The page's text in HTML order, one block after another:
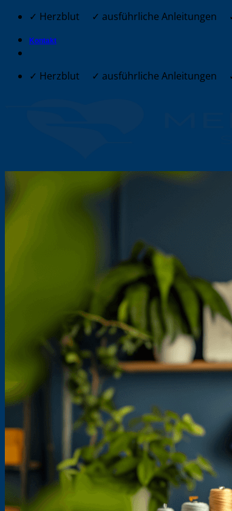
Zum
springen
✓ Herzblut ✓ ausführliche Anleitungen ✓
Kontakt
✓ Herzblut ✓ ausführliche Anleitungen ✓
Shop
Über uns
Entstehung eines Schnittmusters/
Maßtabellen
eBook oder Papierschnittmuster
Händlerinformationen
SewAlong
Kooperationen
Über uns
Blog
Lookbooks
Freebooks
FAQ’s